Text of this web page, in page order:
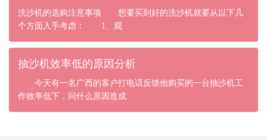
洗沙机的选购注意事项 想要买到好的洗沙机就要从以下几
个方面入手考虑： 1、观
抽沙机效率低的原因分析
今天有一名广西的客户打电话反馈他购买的一台抽沙机工
作效率低下，问什么原因造成